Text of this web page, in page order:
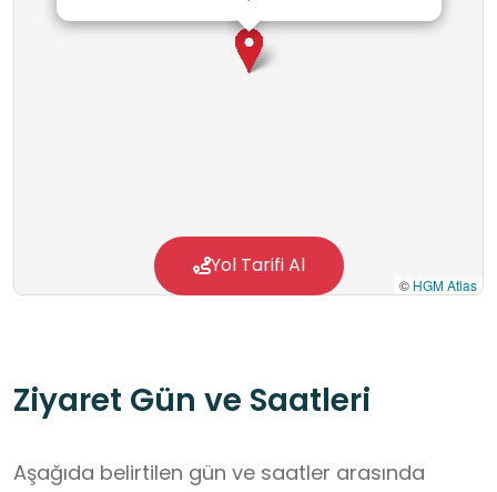
© HGM Atlas
Yol Tarifi Al
Ziyaret Gün ve Saatleri
Aşağıda belirtilen gün ve saatler arasında